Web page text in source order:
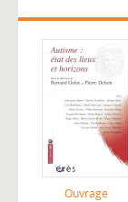
Ouvrage